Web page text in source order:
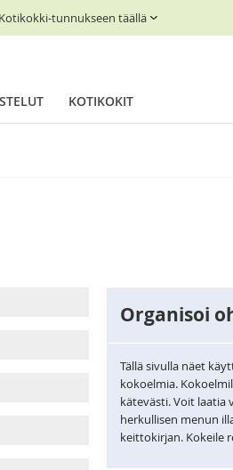
tunnukseen täällä
KOTIKOKIT
Organisoi
Tällä sivulla näet
kokoelmia.
kätevästi. Voit laatia
herkullisen menun
keittokirjan. Kokeile